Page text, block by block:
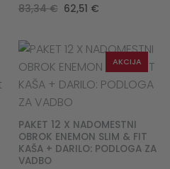
83,34€ Original
price
62,51 €Current
AKCIJA
PAKET 12 X NADOMESTNI
OBROK ENEMON SLIM & FIT
KAŠA + DARILO: PODLOGA ZA
VADBO